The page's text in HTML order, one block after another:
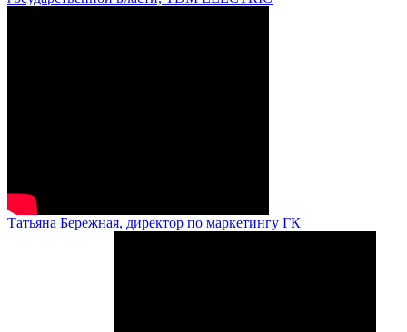
Татьяна Бережная, директор по маркетингу ГК